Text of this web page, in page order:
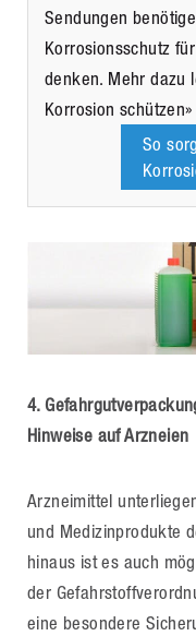
Sendungen
Korrosionsschutz
denken. Mehr dazu
Korrosion schützen»
So
4.
Hinweise auf Arzneien
Arzneimittel
und Medizinprodukte
hinaus ist es auch
der
eine besondere